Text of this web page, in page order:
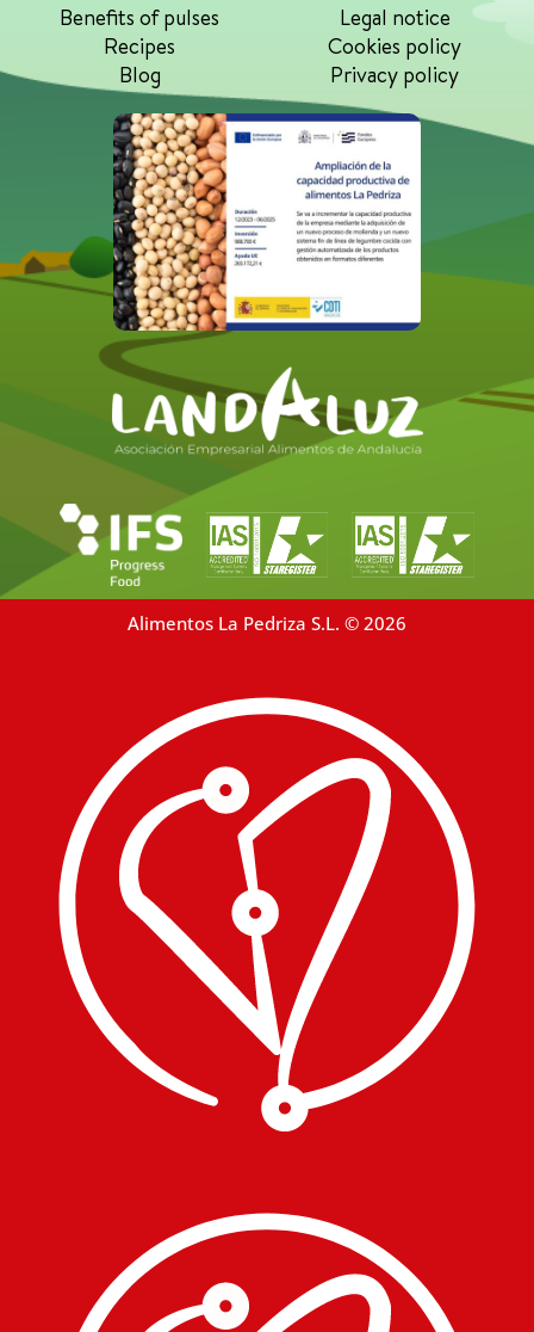
Benefits of pulses
Recipes
Blog
Legal notice
Cookies policy
Privacy policy
Alimentos La Pedriza S.L. © 2026